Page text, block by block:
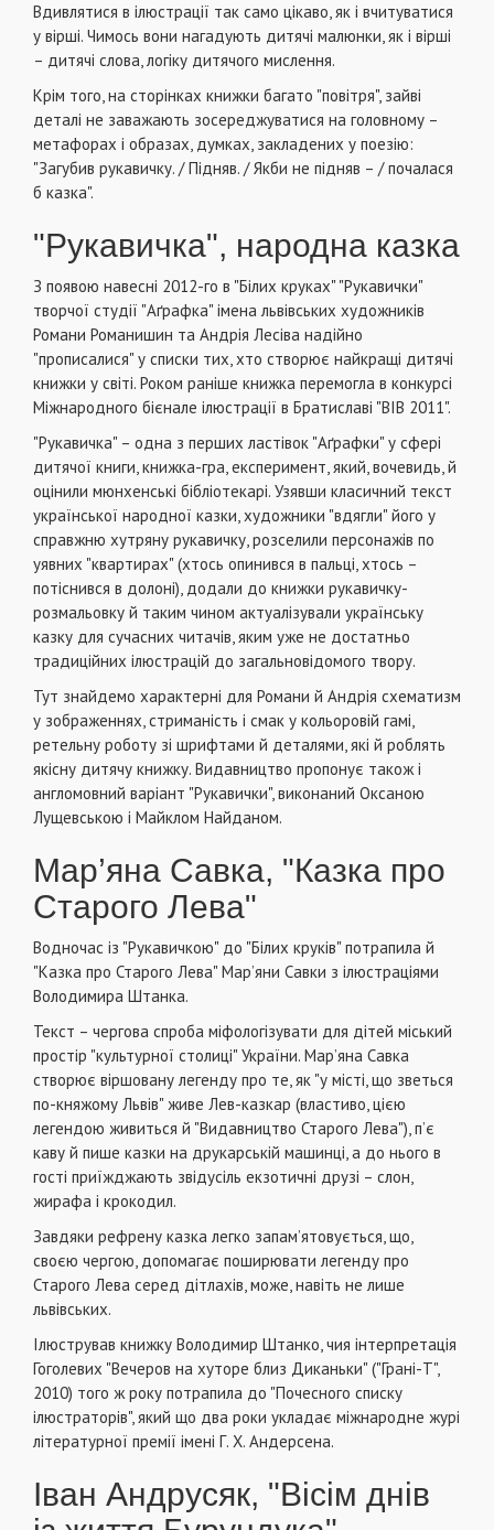
Вдивлятися в ілюстрації так само цікаво, як і вчитуватися
у вірші. Чимось вони нагадують дитячі малюнки, як і вірші
– дитячі слова, логіку дитячого мислення.
Крім того, на сторінках книжки багато "повітря", зайві
деталі не заважають зосереджуватися на головному –
метафорах і образах, думках, закладених у поезію:
"Загубив рукавичку. / Підняв. / Якби не підняв – / почалася
б казка".
"Рукавичка", народна казка
З появою навесні 2012-го в "Білих круках" "Рукавички"
творчої студії "Аґрафка" імена львівських художників
Романи Романишин та Андрія Лесіва надійно
"прописалися" у списки тих, хто створює найкращі дитячі
книжки у світі. Роком раніше книжка перемогла в конкурсі
Міжнародного бієнале ілюстрації в Братиславі "ВІВ 2011".
"Рукавичка" – одна з перших ластівок "Аґрафки" у сфері
дитячої книги, книжка-гра, експеримент, який, вочевидь, й
оцінили мюнхенські бібліотекарі. Узявши класичний текст
української народної казки, художники "вдягли" його у
справжню хутряну рукавичку, розселили персонажів по
уявних "квартирах" (хтось опинився в пальці, хтось –
потіснився в долоні), додали до книжки рукавичку-
розмальовку й таким чином актуалізували українську
казку для сучасних читачів, яким уже не достатньо
традиційних ілюстрацій до загальновідомого твору.
Тут знайдемо характерні для Романи й Андрія схематизм
у зображеннях, стриманість і смак у кольоровій гамі,
ретельну роботу зі шрифтами й деталями, які й роблять
якісну дитячу книжку. Видавництво пропонує також і
англомовний варіант "Рукавички", виконаний Оксаною
Лущевською і Майклом Найданом.
Мар’яна Савка, "Казка про
Старого Лева"
Водночас із "Рукавичкою" до "Білих круків" потрапила й
"Казка про Старого Лева" Мар’яни Савки з ілюстраціями
Володимира Штанка.
Текст – чергова спроба міфологізувати для дітей міський
простір "культурної столиці" України. Мар’яна Савка
створює віршовану легенду про те, як "у місті, що зветься
по-княжому Львів" живе Лев-казкар (властиво, цією
легендою живиться й "Видавництво Старого Лева"), п’є
каву й пише казки на друкарській машинці, а до нього в
гості приїжджають звідусіль екзотичні друзі – слон,
жирафа і крокодил.
Завдяки рефрену казка легко запам’ятовується, що,
своєю чергою, допомагає поширювати легенду про
Старого Лева серед дітлахів, може, навіть не лише
львівських.
Ілюстрував книжку Володимир Штанко, чия інтерпретація
Гоголевих "Вечеров на хуторе близ Диканьки" ("Грані-Т",
2010) того ж року потрапила до "Почесного списку
ілюстраторів", який що два роки укладає міжнародне журі
літературної премії імені Г. Х. Андерсена.
Іван Андрусяк, "Вісім днів